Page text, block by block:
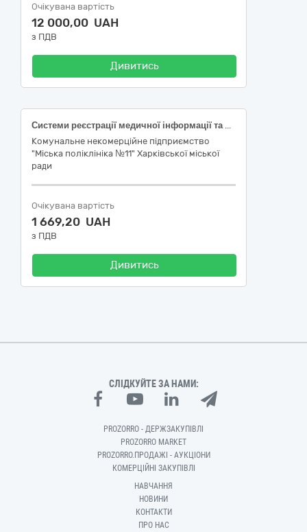
Очікувана вартість
12 000,00 UAH
з ПДВ
Дивитись
Системи реєстрації медичної інформації та дослідне обладнання
Комунальне некомерційне підприємство
"Міська поліклініка №11" Харківської міської
ради
Очікувана вартість
1 669,20 UAH
з ПДВ
Дивитись
СЛІДКУЙТЕ ЗА НАМИ:
PROZORRO - ДЕРЖЗАКУПІВЛІ
PROZORRO MARKET
PROZORRO.ПРОДАЖІ - АУКЦІОНИ
КОМЕРЦІЙНІ ЗАКУПІВЛІ
НАВЧАННЯ
НОВИНИ
КОНТАКТИ
ПРО НАС